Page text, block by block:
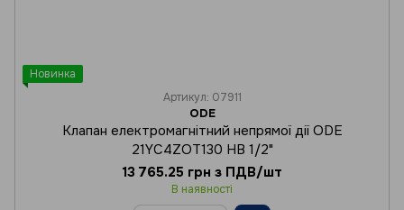
Новинка
Артикул: 07911
ODE
Клапан електромагнітний непрямої дії ODE
21YC4ZOT130 НВ 1/2"
13 765.25 грн з ПДВ/шт
В наявності